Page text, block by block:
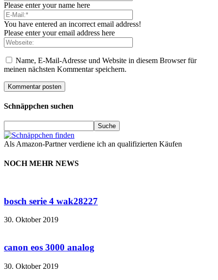
Please enter your name here
You have entered an incorrect email address!
Please enter your email address here
Name, E-Mail-Adresse und Website in diesem Browser für
meinen nächsten Kommentar speichern.
Schnäppchen suchen
Als Amazon-Partner verdiene ich an qualifizierten Käufen
NOCH MEHR NEWS
bosch serie 4 wak28227
30. Oktober 2019
canon eos 3000 analog
30. Oktober 2019